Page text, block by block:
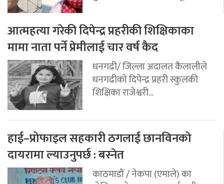
आत्महत्या गरेकी दिपेन्द्र प्रहरीकी शिक्षिकाका
मामा नाता पर्ने प्रेमीलाई चार वर्ष कैद
धनगढी/ जिल्ला अदालत कैलालीले
धनगढीको दिपेन्द्र प्रहरी स्कुलकी
शिक्षिका राजेश्वरी...
हाई–प्रोफाइल सहकारी ठगलाई छानविनको
दायरामा ल्याउनुपर्छ : बस्नेत
काठमाडौं / नेकपा (एमाले) का